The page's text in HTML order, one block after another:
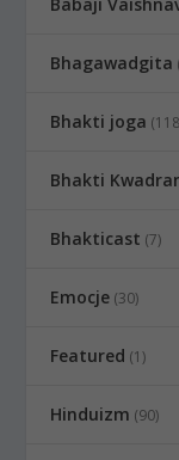
Bhagawadgita
Bhakti joga
Bhakti
Bhakticast (7)
Emocje (30)
Featured (1)
Hinduizm (90)